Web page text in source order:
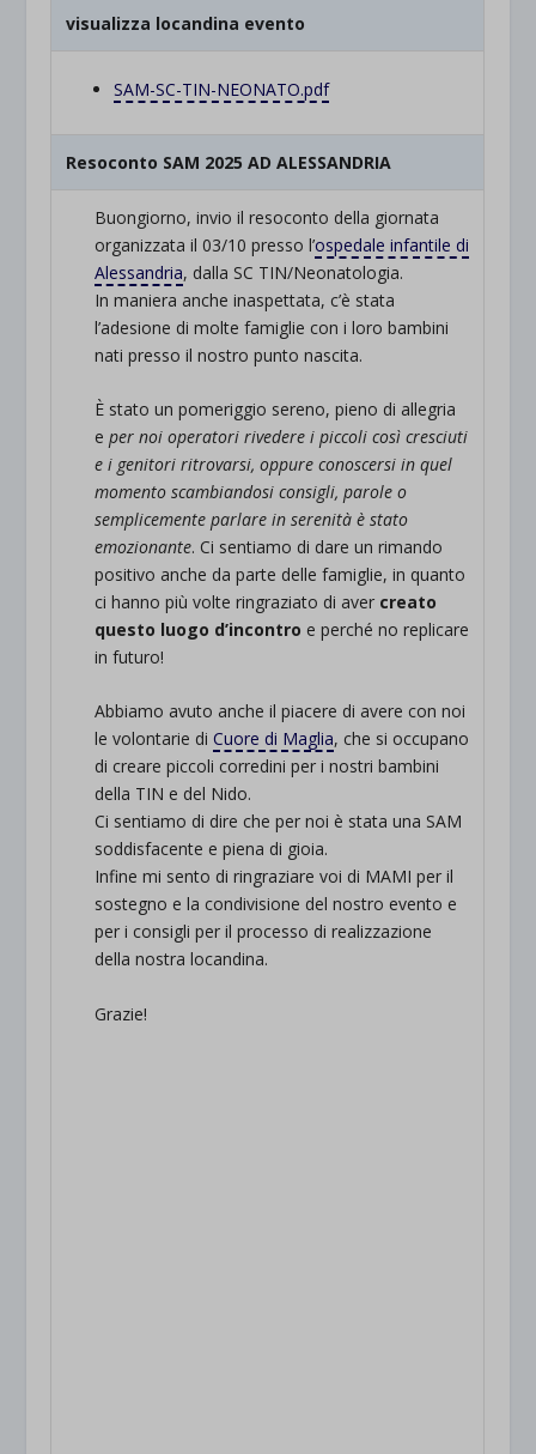
visualizza locandina evento
SAM-SC-TIN-NEONATO.pdf
Resoconto SAM 2025 AD ALESSANDRIA
Buongiorno, invio il resoconto della giornata
organizzata il 03/10 presso l’ospedale infantile di
Alessandria, dalla SC TIN/Neonatologia.
In maniera anche inaspettata, c’è stata
l’adesione di molte famiglie con i loro bambini
nati presso il nostro punto nascita.
È stato un pomeriggio sereno, pieno di allegria
eper noi operatori rivedere i piccoli così cresciuti
e i genitori ritrovarsi, oppure conoscersi in quel
momento scambiandosi consigli, parole o
semplicemente parlare in serenità è stato
emozionante. Ci sentiamo di dare un rimando
positivo anche da parte delle famiglie, in quanto
ci hanno più volte ringraziato di aver creato
questo luogo d’incontro e perché no replicare
in futuro!
Abbiamo avuto anche il piacere di avere con noi
le volontarie diCuore di Maglia, che si occupano
di creare piccoli corredini per i nostri bambini
della TIN e del Nido.
Ci sentiamo di dire che per noi è stata una SAM
soddisfacente e piena di gioia.
Infine mi sento di ringraziare voi di MAMI per il
sostegno e la condivisione del nostro evento e
per i consigli per il processo di realizzazione
della nostra locandina.
Grazie!